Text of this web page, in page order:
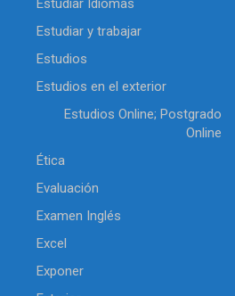
Estudiar Idiomas
Estudiar y trabajar
Estudios
Estudios en el exterior
Estudios Online; Postgrado
Online
Ética
Evaluación
Examen Inglés
Excel
Exponer